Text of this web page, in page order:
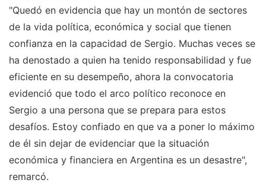
"Quedó en evidencia que hay un montón de sectores
de la vida política, económica y social que tienen
confianza en la capacidad de Sergio. Muchas veces se
ha denostado a quien ha tenido responsabilidad y fue
eficiente en su desempeño, ahora la convocatoria
evidenció que todo el arco político reconoce en
Sergio a una persona que se prepara para estos
desafíos. Estoy confiado en que va a poner lo máximo
de él sin dejar de evidenciar que la situación
económica y financiera en Argentina es un desastre",
remarcó.